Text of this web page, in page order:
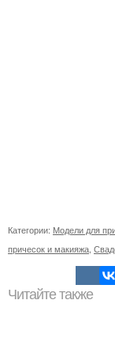
Категории: Модели для
причесок и макияжа
Читайте также